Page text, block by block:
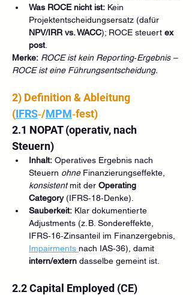
Was ROCE nicht ist: Kein
Projektentscheidungsersatz (dafür
NPV/IRR vs. WACC); ROCE steuert ex
post.
Merke: ROCE ist kein Reporting‑Ergebnis –
ROCE ist eine Führungsentscheidung.
2) Definition & Ableitung
(IFRS‑/MPM‑fest)
2.1 NOPAT (operativ, nach
Steuern)
Inhalt: Operatives Ergebnis nach
Steuern ohne Finanzierungseffekte,
konsistent mit der Operating
Category (IFRS‑18‑Denke).
Sauberkeit: Klar dokumentierte
Adjustments (z. B. Sondereffekte,
IFRS‑16‑Zinsanteil im Finanzergebnis,
Impairments nach IAS‑36), damit
intern/extern dasselbe gemeint ist.
2.2 Capital Employed (CE)